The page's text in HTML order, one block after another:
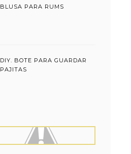
BLUSA PARA RUMS
DIY. BOTE PARA GUARDAR
PAJITAS